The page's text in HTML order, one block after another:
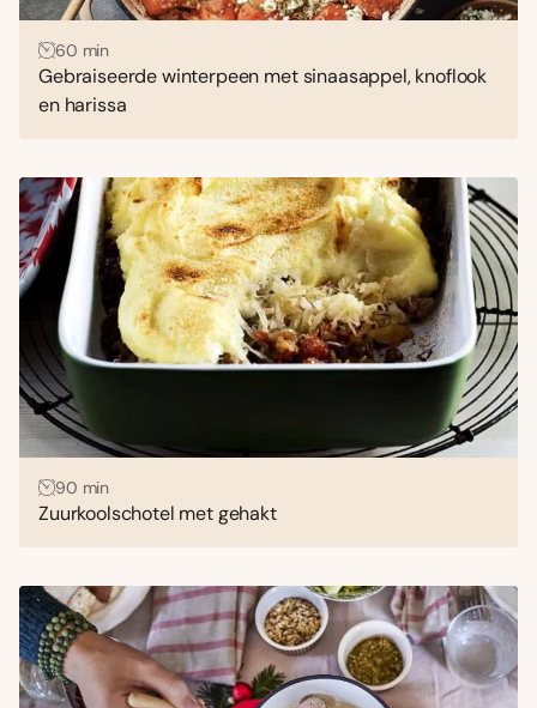
60 min
Gebraiseerde winterpeen met sinaasappel, knoflook
en harissa
90 min
Zuurkoolschotel met gehakt